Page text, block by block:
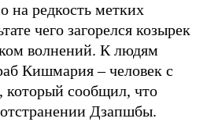
на редкость метких
чего загорелся козырек
волнений. К людям
Кишмария – человек с
который сообщил, что
отстранении Дзапшбы.